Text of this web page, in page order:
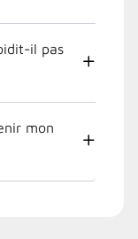
il pas
mon